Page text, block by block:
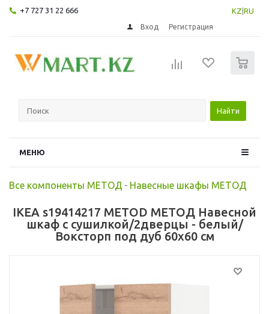
+7 727 31 22 666 KZ RU
Вход Регистрация
Найти
МЕНЮ
Все компоненты МЕТОД - Навесные шкафы МЕТОД
IKEA s19414217 METOD МЕТОД Навесной
шкаф с сушилкой/2дверцы - белый/
Воксторп под дуб 60x60 см